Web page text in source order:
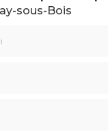
sous-Bois